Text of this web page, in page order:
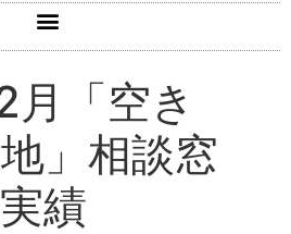
月「空き
」相談窓
績